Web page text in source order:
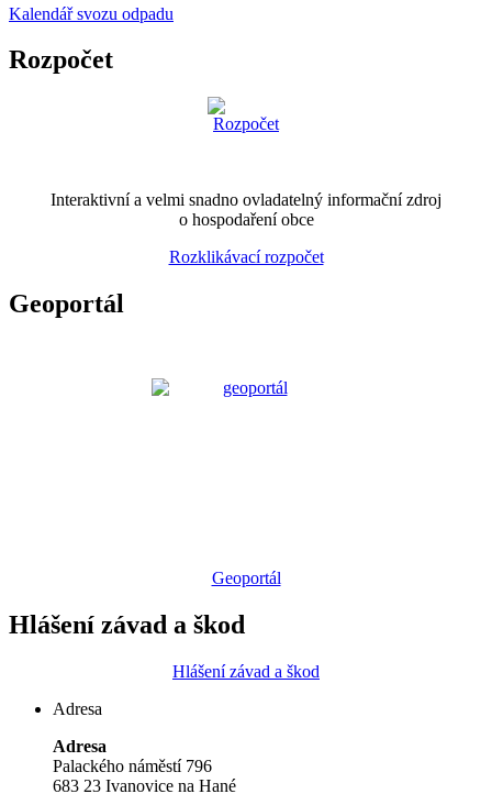
Kalendář svozu odpadu
Rozpočet
Interaktivní a velmi snadno ovladatelný informační zdroj
o hospodaření obce
Rozklikávací rozpočet
Geoportál
Geoportál
Hlášení závad a škod
Hlášení závad a škod
Adresa
Adresa
Palackého náměstí 796
683 23 Ivanovice na Hané